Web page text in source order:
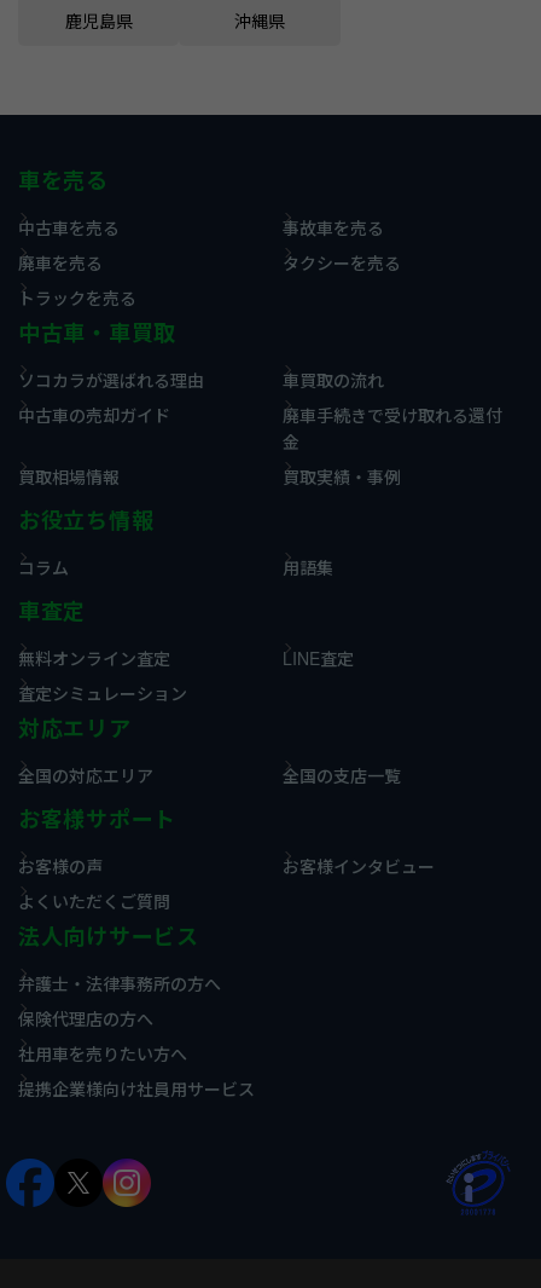
鹿児島県 沖縄県
車を売る
中古車を売る
事故車を売る
廃車を売る
タクシーを売る
トラックを売る
中古車・車買取
ソコカラが選ばれる理由
車買取の流れ
中古車の売却ガイド
廃車手続きで受け取れる還付
金
買取相場情報
買取実績・事例
お役立ち情報
コラム 用語集
車査定
無料オンライン査定
LINE査定
査定シミュレーション
対応エリア
全国の対応エリア 全国の支店一覧
お客様サポート
お客様の声
お客様インタビュー
よくいただくご質問
法人向けサービス
弁護士・法律事務所の方へ
保険代理店の方へ
社用車を売りたい方へ
提携企業様向け社員用サービス